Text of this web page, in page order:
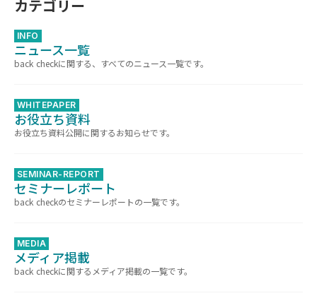
カテゴリー
INFO
ニュース一覧
back checkに関する、すべてのニュース一覧です。
WHITEPAPER
お役立ち資料
お役立ち資料公開に関するお知らせです。
SEMINAR-REPORT
セミナーレポート
back checkのセミナーレポートの一覧です。
MEDIA
メディア掲載
back checkに関するメディア掲載の一覧です。